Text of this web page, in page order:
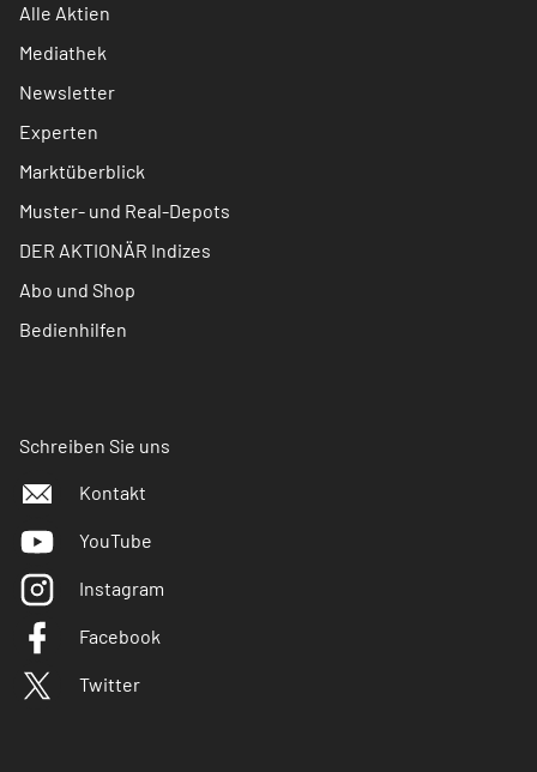
Alle Aktien
Mediathek
Newsletter
Experten
Marktüberblick
Muster- und Real-Depots
DER AKTIONÄR Indizes
Abo und Shop
Bedienhilfen
Schreiben Sie uns
Kontakt
YouTube
Instagram
Facebook
Twitter